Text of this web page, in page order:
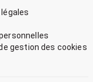
gestion des cookies